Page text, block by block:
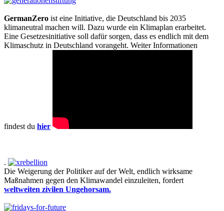
GermanZero ist eine Initiative, die Deutschland bis 2035
klimaneutral machen will. Dazu wurde ein Klimaplan erarbeitet.
Eine Gesetzesinitiative soll dafür sorgen, dass es endlich mit dem
Klimaschutz in Deutschland vorangeht. Weiter Informationen
findest du hier
.
Die Weigerung der Politiker auf der Welt, endlich wirksame
Maßnahmen gegen den Klimawandel einzuleiten, fordert
weltweiten zivilen Ungehorsam.